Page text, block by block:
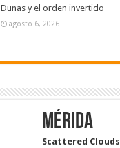
Dunas y el orden invertido
agosto 6, 2026
Mérida
Scattered Clouds